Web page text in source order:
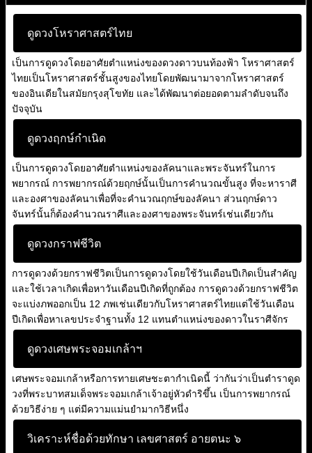
ดูดวงโหราศาสตร์ไทย
เป็นการดูดวงโดยอาศัยตำแหน่งของดวงดาวบนท้องฟ้า โหราศาสตร์
ไทยเป็นโหราศาสตร์ชั้นสูงของไทยโดยพัฒนามาจากโหราศาสตร์
ของอินเดียในสมัยกรุงสุโขทัย และได้พัฒนาต่อยอดตามลำดับจนถึง
ปัจจุบัน
ดูดวงฤกษ์กำเนิด
เป็นการดูดวงโดยอาศัยตำแหน่งของลัคนาและพระจันทร์ในการ
พยากรณ์ การพยากรณ์ด้วยฤกษ์นั้นเป็นการคำนวณขั้นสูง ที่จะหาราศี
และองศาของลัคนาเพื่อที่จะคำนวณฤกษ์ของลัคนา ส่วนฤกษ์ดาว
จันทร์นั้นก็ต้องคำนวณราศีและองศาของพระจันทร์เช่นเดียวกัน
ดูดวงกราฟชีวิต
การดูดวงด้วยกราฟชีวิตเป็นการดูดวงโดยใช้วันเดือนปีเกิดเป็นสำคัญ
และใช้เวลาเกิดเพื่อหาวันเดือนปีเกิดที่ถูกต้อง การดูดวงด้วยกราฟชีวิต
จะแบ่งภพออกเป็น 12 ภพเช่นเดียวกับโหราศาสตร์ไทยแต่ใช้วันเดือน
ปีเกิดเพื่อหาเลขประจำฐานทั้ง 12 แทนตำแหน่งของดาวในราศีจักร
ดูดวงเศษพระจอมเกล้าฯ
เศษพระจอมเกล้าหรือการทายเศษชะตากำเนิดนี้ ว่ากันว่าเป็นตำราดูด
วงที่พระบาทสมเด็จพระจอมเกล้าเจ้าอยู่หัวดำริขึ้น เป็นการพยากรณ์
ด้วยวิธีง่าย ๆ แต่มีความแม่นยำมากวิธีหนึ่ง
วิเคราะห์ชื่อด้วยทักษา เลขศาสตร์ อายตนะ ๖